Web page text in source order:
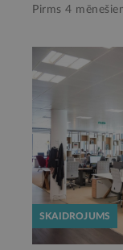
Pirms 4
SKAIDROJUMS